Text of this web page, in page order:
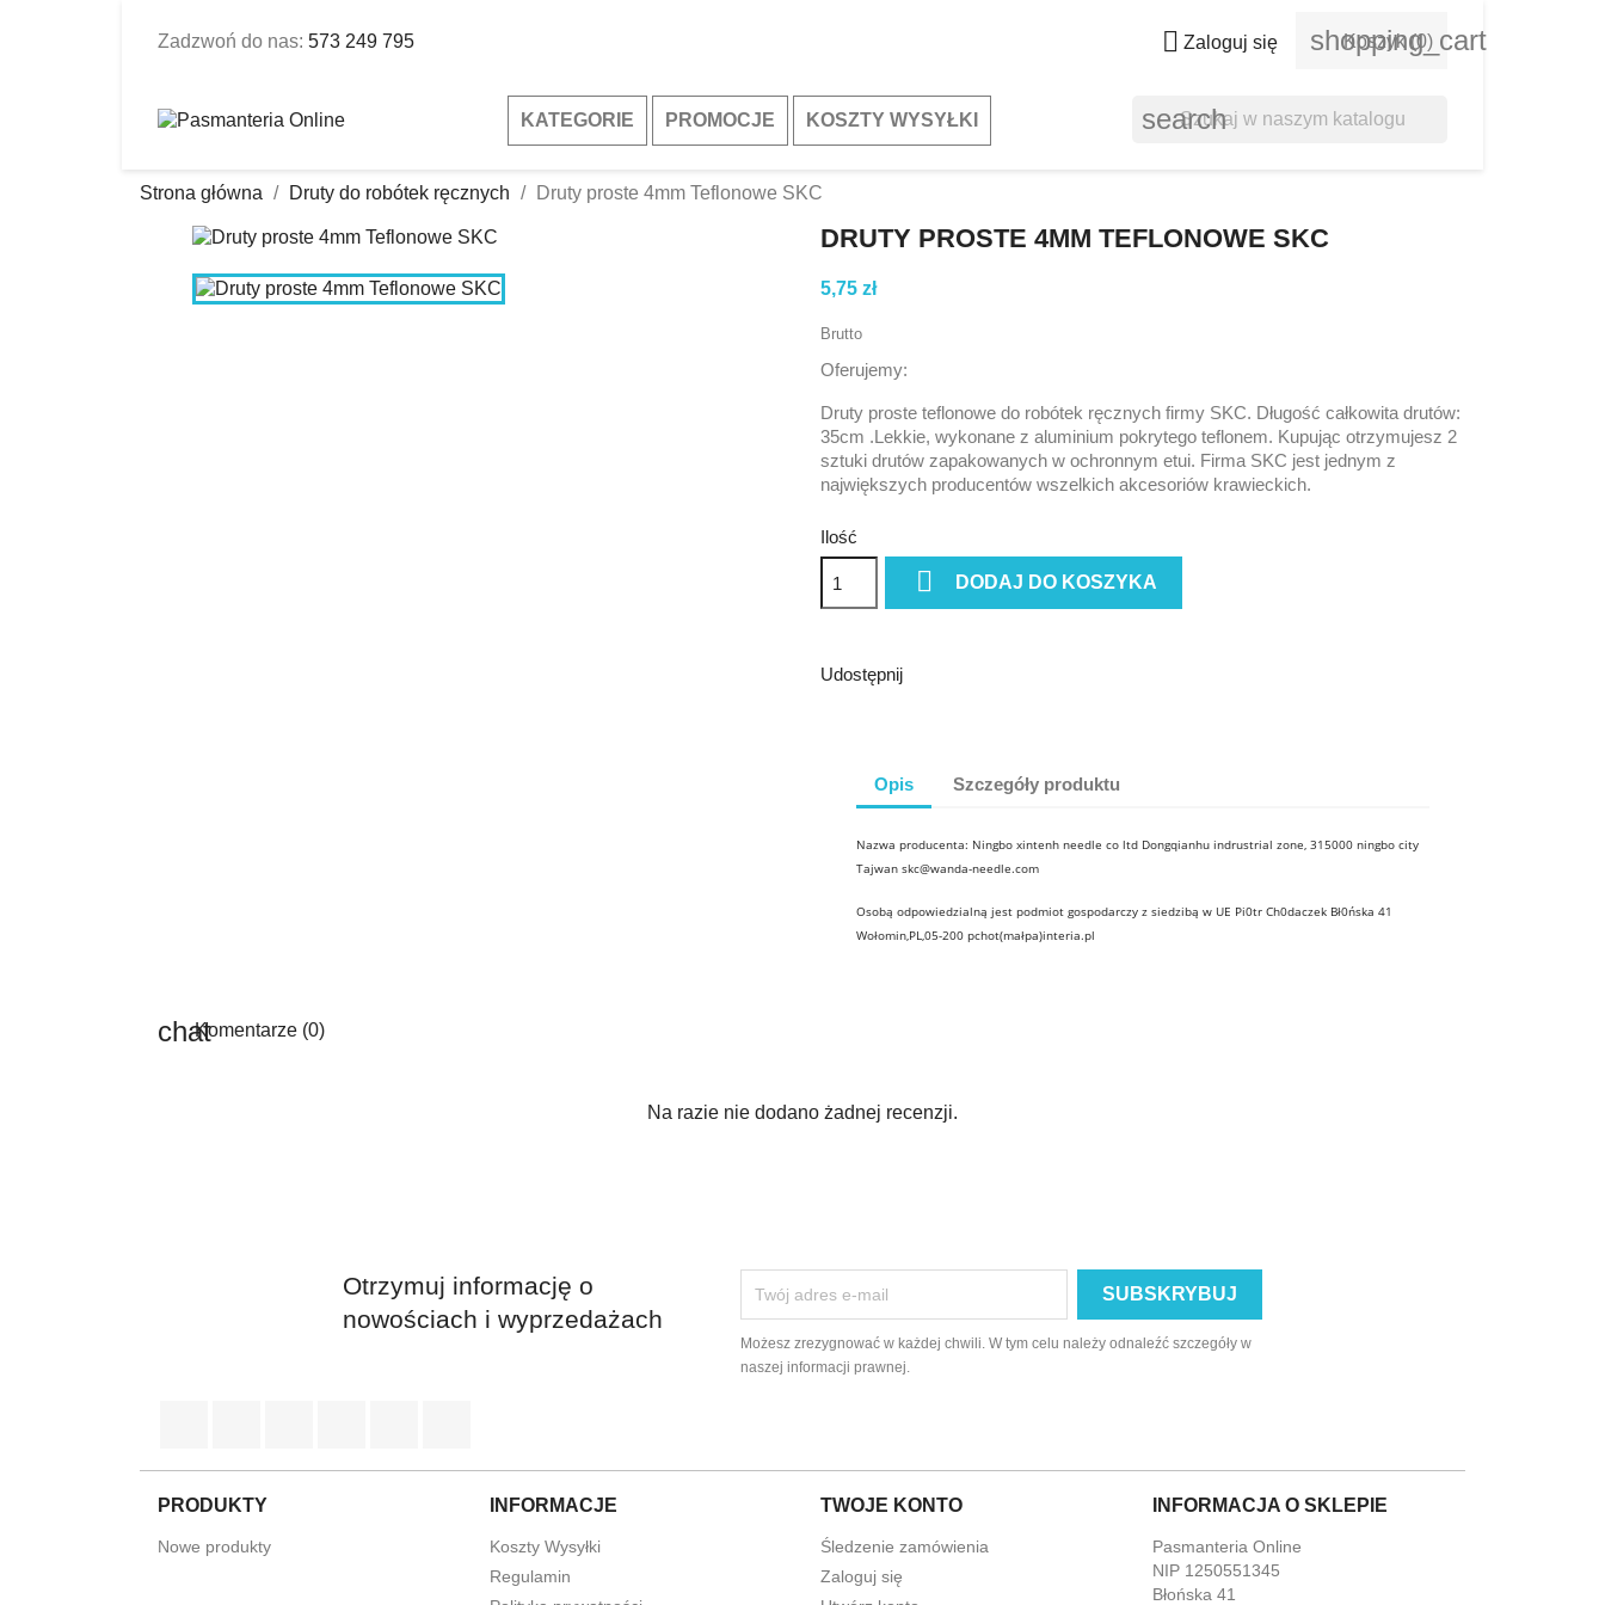
Zadzwoń do nas: 573 249 795  Zaloguj się shopping_cart
Koszyk (0)
KATEGORIE PROMOCJE KOSZTY WYSYŁKI search
Strona główna Druty do robótek ręcznych Druty proste 4mm Teflonowe SKC
DRUTY PROSTE 4MM TEFLONOWE SKC
5,75 zł
Brutto
Oferujemy:
Druty proste teflonowe do robótek ręcznych firmy SKC. Długość całkowita drutów:
35cm .Lekkie, wykonane z aluminium pokrytego teflonem. Kupując otrzymujesz 2
sztuki drutów zapakowanych w ochronnym etui. Firma SKC jest jednym z
największych producentów wszelkich akcesoriów krawieckich.
Ilość
 DODAJ DO KOSZYKA
Udostępnij
Opis Szczegóły produktu
Nazwa producenta: Ningbo xintenh needle co ltd Dongqianhu indrustrial zone, 315000 ningbo city
Tajwan skc@wanda-needle.com
Osobą odpowiedzialną jest podmiot gospodarczy z siedzibą w UE Pi0tr Ch0daczek Bł0ńska 41
Wołomin,PL,05-200 pchot(małpa)interia.pl
Komentarze (0)
Na razie nie dodano żadnej recenzji.
Otrzymuj informację o
nowościach i wyprzedażach
Możesz zrezygnować w każdej chwili. W tym celu należy odnaleźć szczegóły w
naszej informacji prawnej.
PRODUKTY
Nowe produkty
INFORMACJE
Koszty Wysyłki
Regulamin
TWOJE KONTO
Śledzenie zamówienia
Zaloguj się
INFORMACJA O SKLEPIE
Pasmanteria Online
NIP 1250551345
Błońska 41